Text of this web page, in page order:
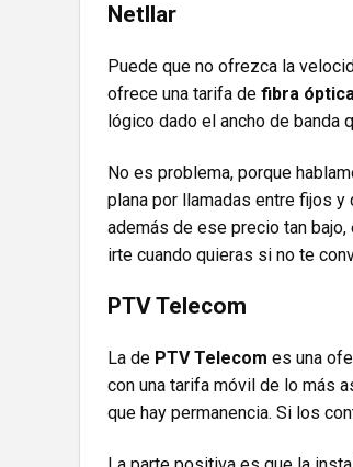
Netllar
Puede que no ofrezca la
ofrece una tarifa de fibra
lógico dado el ancho de banda
No es problema, porque
plana por llamadas entre fijos
además de ese precio tan bajo,
irte cuando quieras si no te
PTV Telecom
La de PTV Telecom es una
con una tarifa móvil de lo más
que hay permanencia. Si los